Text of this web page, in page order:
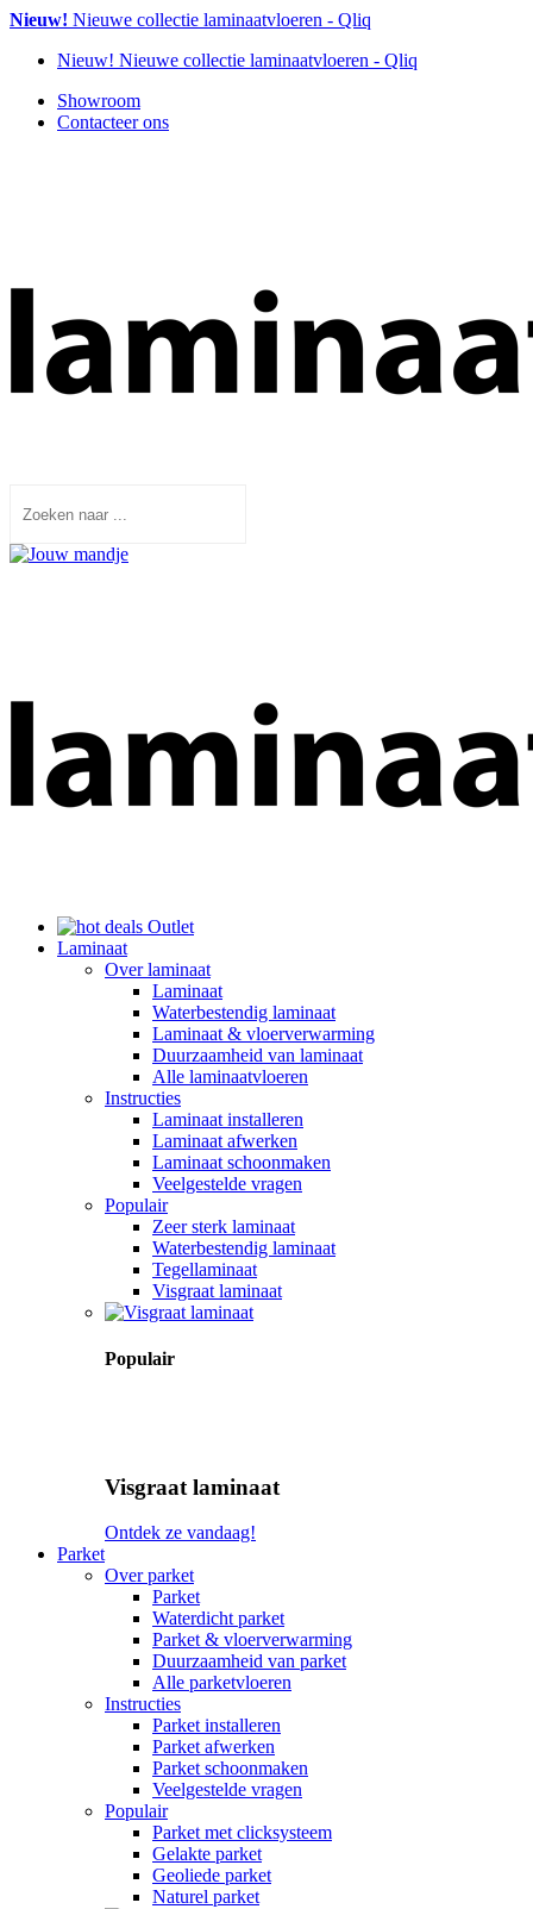
Nieuw! Nieuwe collectie laminaatvloeren - Qliq
Nieuw! Nieuwe collectie laminaatvloeren - Qliq
Showroom
Contacteer ons
Outlet
Laminaat
Over laminaat
Laminaat
Waterbestendig laminaat
Laminaat & vloerverwarming
Duurzaamheid van laminaat
Alle laminaatvloeren
Instructies
Laminaat installeren
Laminaat afwerken
Laminaat schoonmaken
Veelgestelde vragen
Populair
Zeer sterk laminaat
Waterbestendig laminaat
Tegellaminaat
Visgraat laminaat
Populair
Visgraat laminaat
Ontdek ze vandaag!
Parket
Over parket
Parket
Waterdicht parket
Parket & vloerverwarming
Duurzaamheid van parket
Alle parketvloeren
Instructies
Parket installeren
Parket afwerken
Parket schoonmaken
Veelgestelde vragen
Populair
Parket met clicksysteem
Gelakte parket
Geoliede parket
Naturel parket